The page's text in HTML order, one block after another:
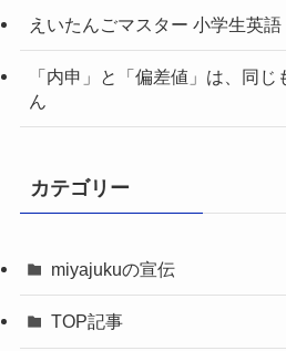
えいたんごマスター 小学生英語
「内申」と「偏差値」は、同
ん
カテゴリー
miyajukuの宣伝
TOP記事